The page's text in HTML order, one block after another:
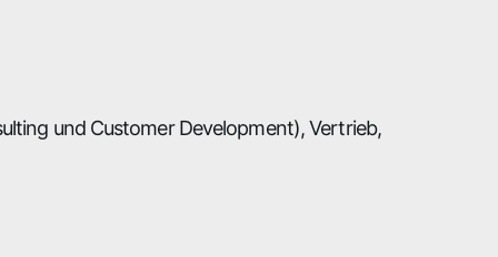
und Customer Development), Vertrieb,